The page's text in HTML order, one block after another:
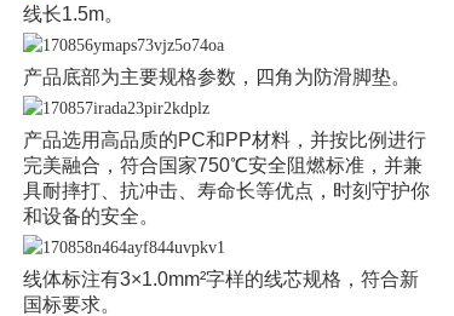
线长1.5m。
产品底部为主要规格参数，四角为防滑脚垫。
产品选用高品质的PC和PP材料，并按比例进行
完美融合，符合国家750℃安全阻燃标准，并兼
具耐摔打、抗冲击、寿命长等优点，时刻守护你
和设备的安全。
线体标注有3×1.0mm²字样的线芯规格，符合新
国标要求。